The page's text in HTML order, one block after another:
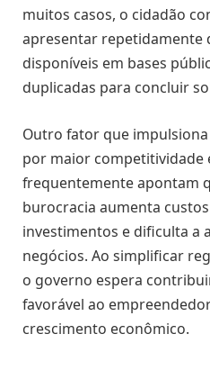
muitos casos, o cidadão
apresentar repetidamente
disponíveis em bases
duplicadas para concluir
Outro fator que
por maior competitividade
frequentemente apontam
burocracia aumenta
investimentos e dificulta a
negócios. Ao simplificar
o governo espera
favorável ao
crescimento econômico.